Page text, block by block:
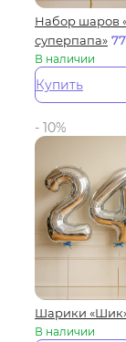
Набор шаров
суперпапа»
В наличии
Купить
- 10%
Шарики
В наличии